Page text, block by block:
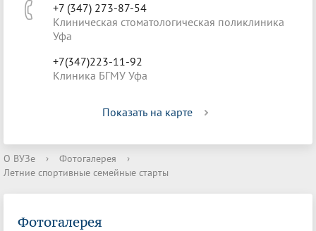
+7 (347) 273-87-54
Клиническая стоматологическая поликлиника
Уфа
+7(347)223-11-92
Клиника БГМУ Уфа
Показать на карте
О ВУЗе › Фотогалерея
›
Летние спортивные семейные старты
Фотогалерея